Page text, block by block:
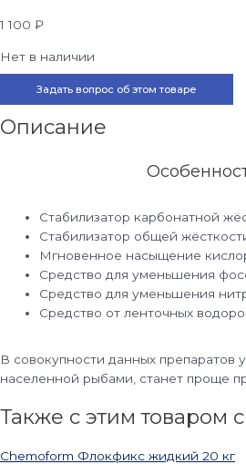
1 100 ₽
Нет в наличии
Задать вопрос об этом товаре
Описание
Стабилизатор карбонатной
Стабилизатор общей
Мгновенное насыщение
Средство для уменьшения
Средство для уменьшения
Средство от ленточных
В совокупности данных препаратов
населенной рыбами, станет проще
Также с этим товаром
Chemoform Флокфикс жидкий 20 кг